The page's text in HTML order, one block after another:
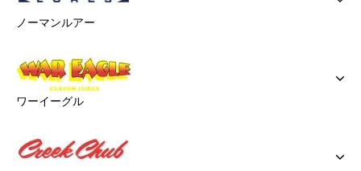
ノーマンルアー
ワーイーグル